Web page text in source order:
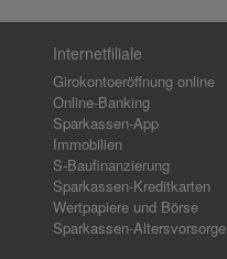
Internetfiliale
Girokontoeröffnung online
Online-Banking
Sparkassen-App
Immobilien
S-Baufinanzierung
Sparkassen-Kreditkarten
Wertpapiere und Börse
Sparkassen-Altersvorsorge